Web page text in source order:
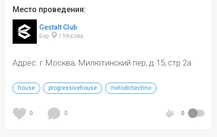
Место проведения:
Gestalt Club
Бар г Москва
Адрес: г Москва, Милютинский пер, д 15, стр 2а
house progressivehouse melodictechno
0 0 0